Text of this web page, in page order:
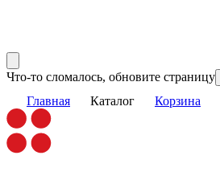
Что-то сломалось, обновите страницу
Главная Каталог Корзина